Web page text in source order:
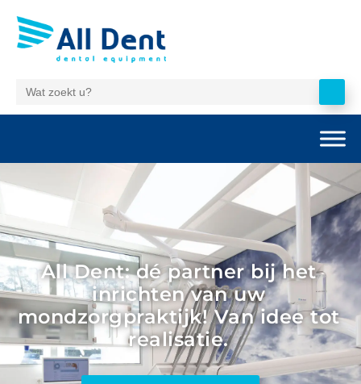
All Dent: dé partner bij het
inrichten van uw
mondzorgpraktijk! Van idee tot
realisatie.